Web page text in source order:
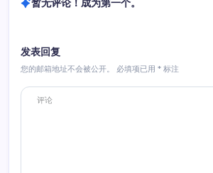
暂无评论！成为第一个。
发表回复
您的邮箱地址不会被公开。 必填项已用 * 标注